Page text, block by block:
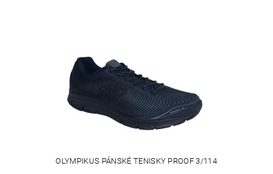
OLYMPIKUS PÁNSKÉ TENISKY PROOF 3/114